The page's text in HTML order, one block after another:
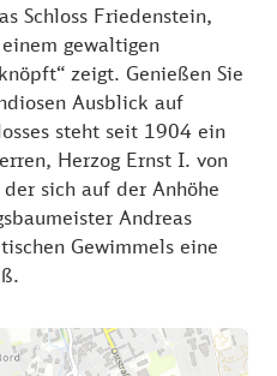
Schloss Friedenstein,
gewaltigen
zeigt. Genießen Sie
Ausblick auf
steht seit 1904 ein
Herzog Ernst I. von
der sich auf der Anhöhe
Andreas
Gewimmels eine